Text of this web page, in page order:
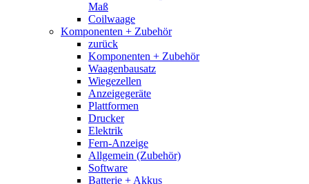
Maß
Coilwaage
Komponenten + Zubehör
zurück
Komponenten + Zubehör
Waagenbausatz
Wiegezellen
Anzeigegeräte
Plattformen
Drucker
Elektrik
Fern-Anzeige
Allgemein (Zubehör)
Software
Batterie + Akkus